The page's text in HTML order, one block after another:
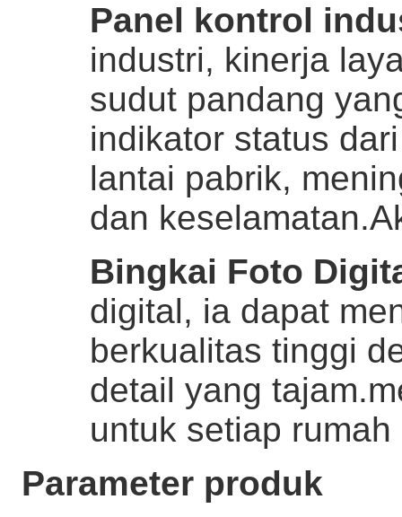
Panel kontrol
industri, kinerja
sudut pandang
indikator status
lantai pabrik,
dan keselamatan.
Bingkai Foto
digital, ia dapat
berkualitas tinggi
detail yang
untuk setiap
Parameter produk